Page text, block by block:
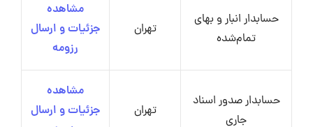
حسابدار انبار و بهای
تمام‌شده
تهران
مشاهده
جزئیات و ارسال
رزومه
حسابدار صدور اسناد
جاری
تهران
مشاهده
جزئیات و ارسال